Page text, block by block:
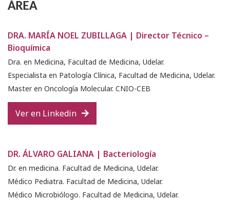
ÁREA
DRA. MARÍA NOEL ZUBILLAGA | Director Técnico –
Bioquímica
Dra. en Medicina, Facultad de Medicina, Udelar.
Especialista en Patología Clínica, Facultad de Medicina, Udelar.
Master en Oncología Molecular. CNIO-CEB
Ver en Linkedin
DR. ÁLVARO GALIANA | Bacteriología
Dr. en medicina. Facultad de Medicina, Udelar.
Médico Pediatra. Facultad de Medicina, Udelar.
Médico Microbiólogo. Facultad de Medicina, Udelar.